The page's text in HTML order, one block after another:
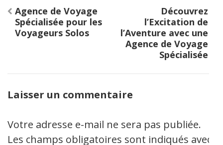
Navigation
de
l’article
Agence de Voyage
Spécialisée pour les
Voyageurs Solos
Découvrez
l’Excitation de
l’Aventure avec une
Agence de Voyage
Spécialisée
Laisser un commentaire
Votre adresse e-mail ne sera pas publiée.
Les champs obligatoires sont indiqués avec